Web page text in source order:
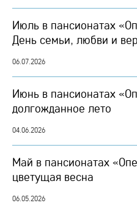
Июль в пансионатах
День семьи, любви и
06.07.2026
Июнь в пансионатах
долгожданное лето
04.06.2026
Май в пансионатах
цветущая весна
06.05.2026